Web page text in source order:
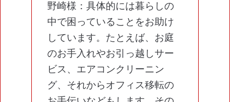
野崎様：具体的には暮らしの
中で困っていることをお助け
しています。たとえば、お庭
のお手入れやお引っ越しサー
ビス、エアコンクリーニン
グ、それからオフィス移転の